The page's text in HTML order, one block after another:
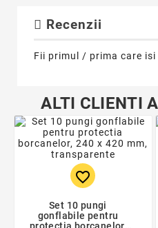
Recenzii
Fii primul / prima care isi
ALTI CLIENTI
favorite_border
Set 10 pungi
gonflabile pentru